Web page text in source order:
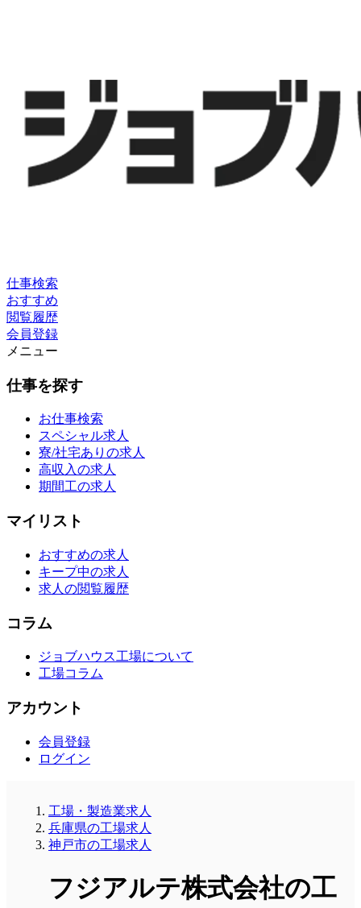
仕事検索
おすすめ
閲覧履歴
会員登録
メニュー
仕事を探す
お仕事検索
スペシャル求人
寮/社宅ありの求人
高収入の求人
期間工の求人
マイリスト
おすすめの求人
キープ中の求人
求人の閲覧履歴
コラム
ジョブハウス工場について
工場コラム
アカウント
会員登録
ログイン
工場・製造業求人
兵庫県の工場求人
神戸市の工場求人
フジアルテ株式会社の工